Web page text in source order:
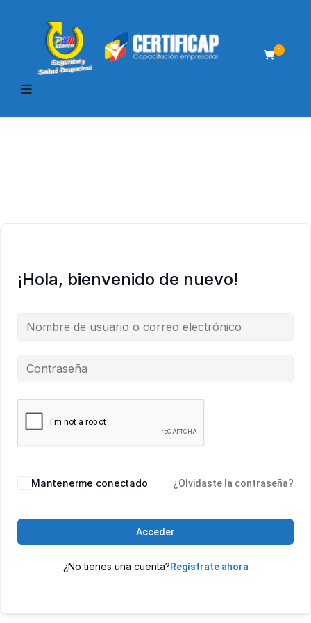
0
¡Hola, bienvenido de nuevo!
Mantenerme conectado ¿Olvidaste la contraseña?
Acceder
¿No tienes una cuenta?Regístrate ahora